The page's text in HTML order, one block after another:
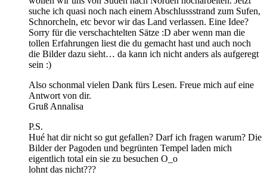
suche ich quasi noch nach einem Abschlussstrand zum Sufen,
Schnorcheln, etc bevor wir das Land verlassen. Eine Idee?
Sorry für die verschachtelten Sätze :D aber wenn man die
tollen Erfahrungen liest die du gemacht hast und auch noch
die Bilder dazu sieht… da kann ich nicht anders als aufgeregt
sein :)
Also schonmal vielen Dank fürs Lesen. Freue mich auf eine
Antwort von dir.
Gruß Annalisa
P.S.
Hué hat dir nicht so gut gefallen? Darf ich fragen warum? Die
Bilder der Pagoden und begrünten Tempel laden mich
eigentlich total ein sie zu besuchen O_o
lohnt das nicht???